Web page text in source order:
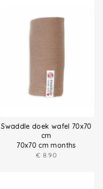
Swaddle doek wafel 70x70
cm
70x70 cm months
€ 8.90